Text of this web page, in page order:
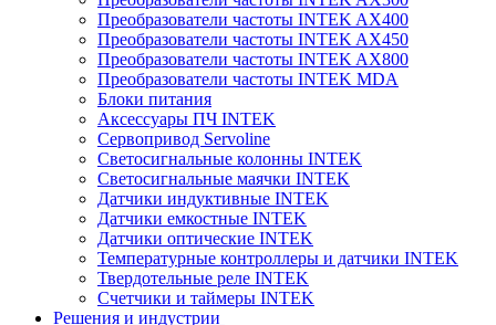
Преобразователи частоты INTEK AX400
Преобразователи частоты INTEK AX450
Преобразователи частоты INTEK AX800
Преобразователи частоты INTEK MDA
Блоки питания
Аксессуары ПЧ INTEK
Сервопривод Servoline
Светосигнальные колонны INTEK
Светосигнальные маячки INTEK
Датчики индуктивные INTEK
Датчики емкостные INTEK
Датчики оптические INTEK
Температурные контроллеры и датчики INTEK
Твердотельные реле INTEK
Счетчики и таймеры INTEK
Решения и индустрии